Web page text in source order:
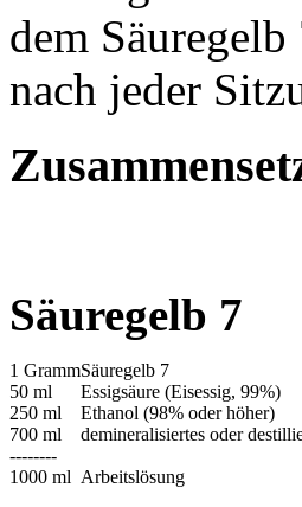
dem
nach jeder
Säuregelb 7
1 GrammSäuregelb 7
50 ml
Essigsäure (Eisessig, 99%)
250 ml
Ethanol (98% oder höher)
700 ml
demineralisiertes oder
--------
1000 ml Arbeitslösung